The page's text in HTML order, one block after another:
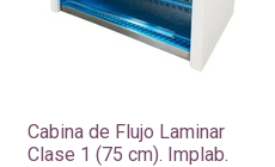
Cabina de Flujo Laminar
Clase 1 (75 cm). Implab.